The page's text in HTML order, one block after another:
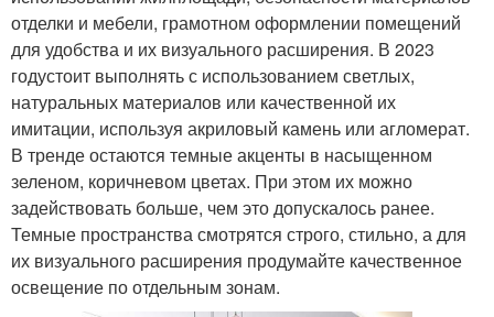
отделки и мебели, грамотном оформлении помещений
для удобства и их визуального расширения. В 2023
годустоит выполнять с использованием светлых,
натуральных материалов или качественной их
имитации, используя акриловый камень или агломерат.
В тренде остаются темные акценты в насыщенном
зеленом, коричневом цветах. При этом их можно
задействовать больше, чем это допускалось ранее.
Темные пространства смотрятся строго, стильно, а для
их визуального расширения продумайте качественное
освещение по отдельным зонам.